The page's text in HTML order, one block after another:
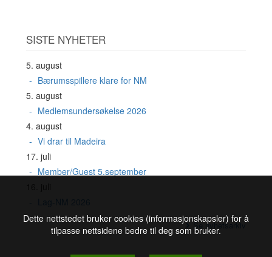
SISTE NYHETER
5. august
Bærumsspillere klare for NM
5. august
Medlemsundersøkelse 2026
4. august
Vi drar til Madeira
17. juli
Member/Guest 5.september
Se nyhetsarkiv
Dette nettstedet bruker cookies (informasjonskapsler) for å
tilpasse nettsidene bedre til deg som bruker.